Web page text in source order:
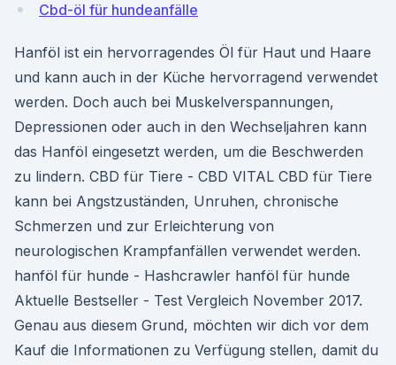
Cbd-öl für hundeanfälle
Hanföl ist ein hervorragendes Öl für Haut und Haare
und kann auch in der Küche hervorragend verwendet
werden. Doch auch bei Muskelverspannungen,
Depressionen oder auch in den Wechseljahren kann
das Hanföl eingesetzt werden, um die Beschwerden
zu lindern. CBD für Tiere - CBD VITAL CBD für Tiere
kann bei Angstzuständen, Unruhen, chronische
Schmerzen und zur Erleichterung von
neurologischen Krampfanfällen verwendet werden.
hanföl für hunde - Hashcrawler hanföl für hunde
Aktuelle Bestseller - Test Vergleich November 2017.
Genau aus diesem Grund, möchten wir dich vor dem
Kauf die Informationen zu Verfügung stellen, damit du